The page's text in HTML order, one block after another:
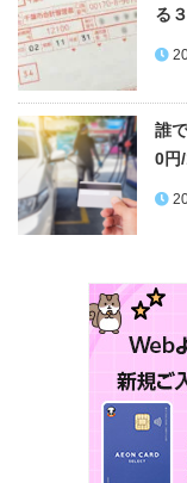
る
誰
0円